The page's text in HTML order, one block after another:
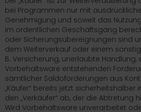
bei Programmen nur mit
Genehmigung und soweit das
im ordentlichen Geschäftsgang
oder Sicherungsübereignungen sind
dem Weiterverkauf oder einem
B. Versicherung, unerlaubte
Vorbehaltsware entstehenden
sämtlicher Saldoforderungen aus
„Käufer“ bereits jetzt sicherheitshalber
den „Verkäufer“ ab, der die Abtretung
Wird Vorbehaltsware unverarbeitet